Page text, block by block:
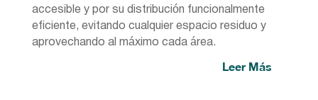
accesible y por su distribución funcionalmente
eficiente, evitando cualquier espacio residuo y
aprovechando al máximo cada área.
Leer Más